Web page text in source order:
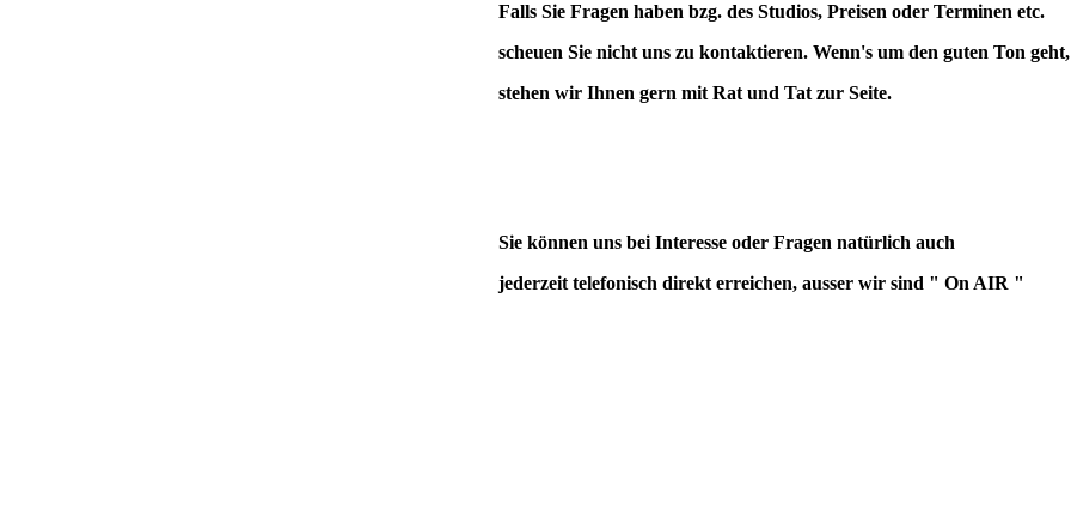
Falls Sie Fragen haben bzg. des Studios, Preisen oder Terminen etc.
scheuen Sie nicht uns zu kontaktieren. Wenn's um den guten Ton geht,
stehen wir Ihnen gern mit Rat und Tat zur Seite.
Sie können uns bei Interesse oder Fragen natürlich auch
jederzeit telefonisch direkt erreichen, ausser wir sind " On AIR "